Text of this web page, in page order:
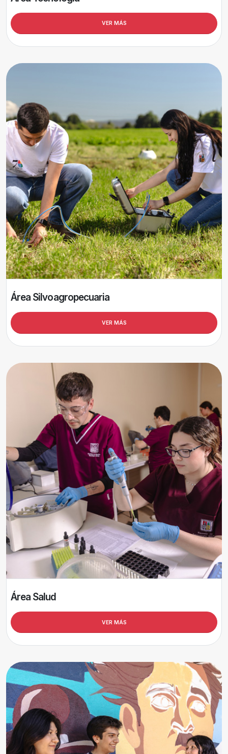
VER MÁS
Área Silvoagropecuaria
VER MÁS
Área Salud
VER MÁS